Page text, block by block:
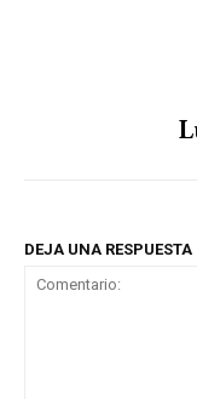
DEJA UNA RESPUESTA